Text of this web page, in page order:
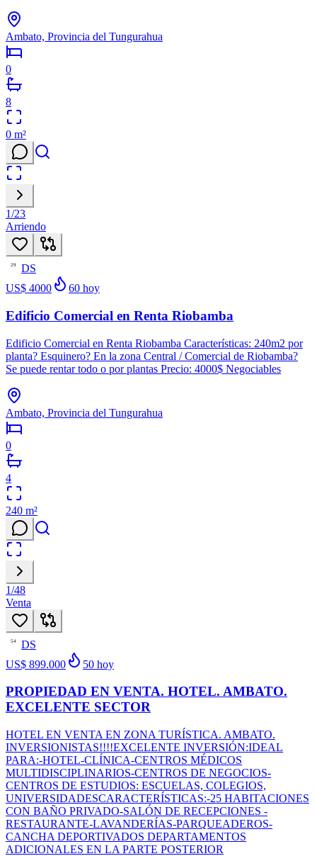
Ambato, Provincia del Tungurahua
0
8
0 m²
1/23
Arriendo
29
DS
US$ 4000
60 hoy
Edificio Comercial en Renta Riobamba
Edificio Comercial en Renta Riobamba Características: 240m2 por
planta? Esquinero? En la zona Central / Comercial de Riobamba?
Se puede rentar todo o por plantas Precio: 4000$ Negociables
Ambato, Provincia del Tungurahua
0
4
240 m²
1/48
Venta
54
DS
US$ 899.000
50 hoy
PROPIEDAD EN VENTA. HOTEL. AMBATO.
EXCELENTE SECTOR
HOTEL EN VENTA EN ZONA TURÍSTICA. AMBATO.
INVERSIONISTAS!!!!EXCELENTE INVERSIÓN:IDEAL
PARA:-HOTEL-CLÍNICA-CENTROS MÉDICOS
MULTIDISCIPLINARIOS-CENTROS DE NEGOCIOS-
CENTROS DE ESTUDIOS: ESCUELAS, COLEGIOS,
UNIVERSIDADESCARACTERÍSTICAS:-25 HABITACIONES
CON BAÑO PRIVADO-SALÓN DE RECEPCIONES -
RESTAURANTE-LAVANDERÍAS-PARQUEADEROS-
CANCHA DEPORTIVADOS DEPARTAMENTOS
ADICIONALES EN LA PARTE POSTERIOR